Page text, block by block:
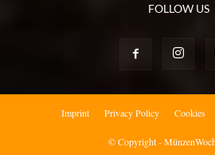
FOLLOW US
Imprint Privacy Policy Cookies
© Copyright -